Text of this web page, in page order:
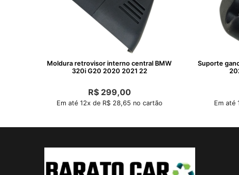
Moldura retrovisor interno central BMW
320i G20 2020 2021 22
R$299,00
Em até 12x de R$ 28,65 no cartão
Suporte
Em até